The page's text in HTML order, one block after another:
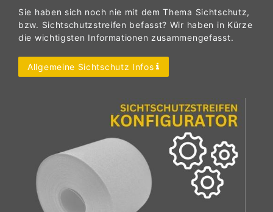
Sie haben sich noch nie mit dem Thema Sichtschutz,
bzw. Sichtschutzstreifen befasst? Wir haben in Kürze
die wichtigsten Informationen zusammengefasst.
Allgemeine Sichtschutz Infos